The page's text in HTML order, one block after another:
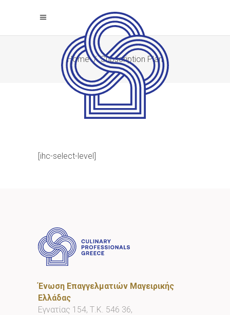
Home/Subscription Plan
[ihc-select-level]
Ένωση Επαγγελματιών Μαγειρικής
Ελλάδας
Εγνατίας 154, Τ.Κ. 546 36,